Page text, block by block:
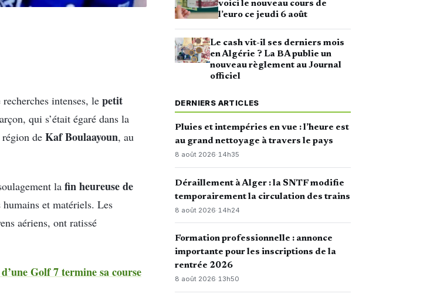
intenses, le petit
qui s’était égaré dans la
de Kaf Boulaayoun, au
la fin heureuse de
et matériels. Les
aériens, ont ratissé
Golf 7 termine sa course
voici le nouveau cours de
l’euro ce jeudi 6 août
Le cash vit-il ses derniers mois
en Algérie ? La BA publie un
nouveau règlement au Journal
officiel
DERNIERS ARTICLES
Pluies et intempéries en vue : l’heure est
au grand nettoyage à travers le pays
8 août 2026·14h35
Déraillement à Alger : la SNTF modifie
temporairement la circulation des trains
8 août 2026· 14h24
Formation professionnelle : annonce
importante pour les inscriptions de la
rentrée 2026
8 août 2026·13h50